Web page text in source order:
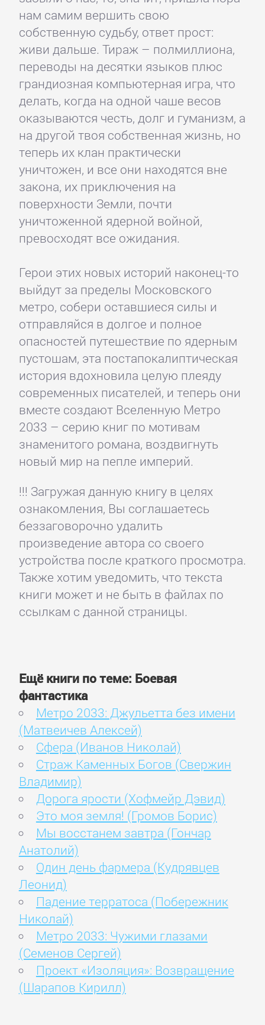
нам самим вершить свою
собственную судьбу, ответ прост:
живи дальше. Тираж – полмиллиона,
переводы на десятки языков плюс
грандиозная компьютерная игра, что
делать, когда на одной чаше весов
оказываются честь, долг и гуманизм, а
на другой твоя собственная жизнь, но
теперь их клан практически
уничтожен, и все они находятся вне
закона, их приключения на
поверхности Земли, почти
уничтоженной ядерной войной,
превосходят все ожидания.
Герои этих новых историй наконец-то
выйдут за пределы Московского
метро, собери оставшиеся силы и
отправляйся в долгое и полное
опасностей путешествие по ядерным
пустошам, эта постапокалиптическая
история вдохновила целую плеяду
современных писателей, и теперь они
вместе создают Вселенную Метро
2033 – серию книг по мотивам
знаменитого романа, воздвигнуть
новый мир на пепле империй.
!!! Загружая данную книгу в целях
ознакомления, Вы соглашаетесь
беззаговорочно удалить
произведение автора со своего
устройства после краткого просмотра.
Также хотим уведомить, что текста
книги может и не быть в файлах по
ссылкам с данной страницы.
Ещё книги по теме: Боевая
фантастика
Метро 2033: Джульетта без имени
(Матвеичев Алексей)
Сфера (Иванов Николай)
Страж Каменных Богов (Свержин
Владимир)
Дорога ярости (Хофмейр Дэвид)
Это моя земля! (Громов Борис)
Мы восстанем завтра (Гончар
Анатолий)
Один день фармера (Кудрявцев
Леонид)
Падение терратоса (Побережник
Николай)
Метро 2033: Чужими глазами
(Семенов Сергей)
Проект «Изоляция»: Возвращение
(Шарапов Кирилл)